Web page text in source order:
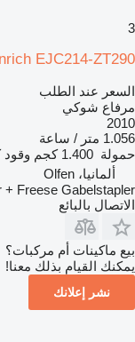
3
EJC214-ZT290
السعر عند الطلب
مرفاع شوكي
2010
1.056 متر / ساعة
حمولة 1.400 كجم وقود
ألمانيا، Olfen
+ Freese Gabelstapler
الاتصال بالبائع
بيع ماكينات أم مركبات؟
يمكنك القيام بذلك معنا!
نشر إعلانك